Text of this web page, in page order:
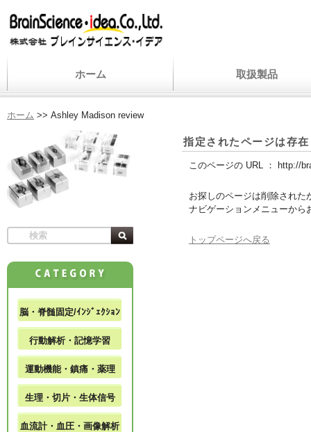
ホーム 取扱製品
ホーム >> Ashley Madison review
指定されたページは存
このページの URL ： http://
お探しのページは削除された
ナビゲーションメニューから
トップページへ戻る
脳・脊髄固定/ｲﾝｼﾞｪｸｼｮﾝ
行動解析・記憶学習
運動機能・鎮痛・薬理
生理・切片・生体信号
血流計・血圧・画像解析